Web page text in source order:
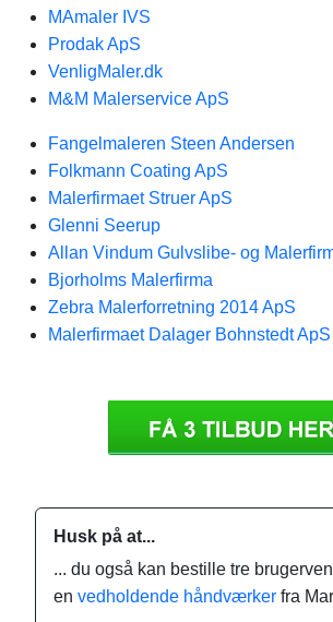
MAmaler IVS
Prodak ApS
VenligMaler.dk
M&M Malerservice ApS
Fangelmaleren Steen Andersen
Folkmann Coating ApS
Malerfirmaet Struer ApS
Glenni Seerup
Allan Vindum Gulvslibe- og
Bjorholms Malerfirma
Zebra Malerforretning 2014 ApS
Malerfirmaet Dalager Bohnstedt ApS
Husk på at...
... du også kan bestille tre
en vedholdende håndværker fra